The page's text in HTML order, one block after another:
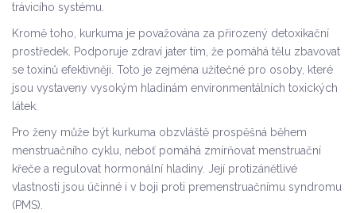
trávicího systému.
Kromě toho, kurkuma je považována za přirozený detoxikační
prostředek. Podporuje zdraví jater tím, že pomáhá tělu zbavovat
se toxinů efektivněji. Toto je zejména užitečné pro osoby, které
jsou vystaveny vysokým hladinám environmentálních toxických
látek.
Pro ženy může být kurkuma obzvláště prospěšná během
menstruačního cyklu, neboť pomáhá zmírňovat menstruační
křeče a regulovat hormonální hladiny. Její protizánětlivé
vlastnosti jsou účinné i v boji proti premenstruačnímu syndromu
(PMS).